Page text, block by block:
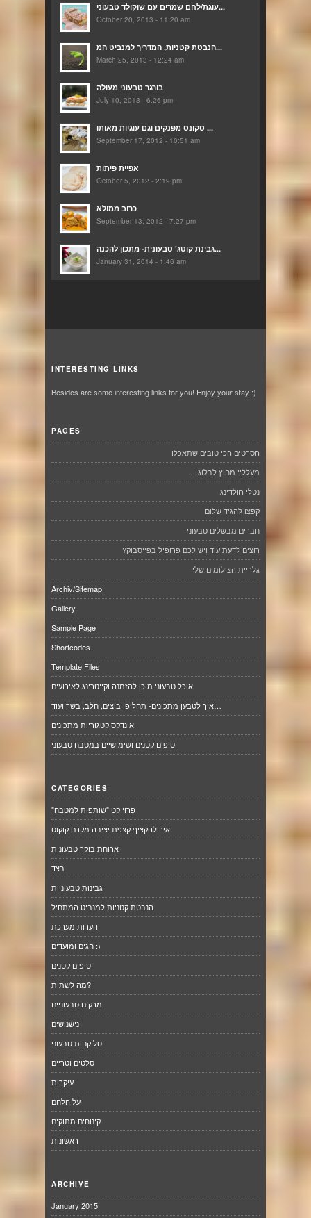
עוגת/לחם שמרים עם שוקולד טבעוני...
October 20, 2013 - 11:20 am
הנבטת קטניות, המדריך למנביט המ...
March 25, 2013 - 12:24 am
בורגר טבעוני מעולה
July 10, 2013 - 6:26 pm
סקונס מפנקים וגם עוגיות מאותו ...
September 17, 2012 - 10:51 am
אפיית פיתות
October 5, 2012 - 2:19 pm
כרוב ממולא
September 13, 2012 - 7:27 pm
גבינת קוטג’ טבעונית- מתכון להכנה...
January 31, 2014 - 1:46 am
INTERESTING LINKS
Besides are some interesting links for you! Enjoy your stay :)
PAGES
הסרטים הכי טובים שתאכלו
מעלליי מחוץ לבלוג….
נטלי הולדינג
קפצו להגיד שלום
חברים מבשלים טבעוני
רוצים לדעת עוד ויש לכם פרופיל בפייסבוק?
גלריית הצילומים שלי
Archiv/Sitemap
Gallery
Sample Page
Shortcodes
Template Files
אוכל טבעוני מוכן להזמנה וקייטרינג לאירועים
איך לטבען מתכונים- תחליפי ביצים, חלב, בשר ועוד…
אינדקס קטגוריות מתכונים
טיפים קטנים ושימושיים במטבח טבעוני
CATEGORIES
"פרוייקט "שותפות למטבח
איך להקציף קצפת יציבה מקרם קוקוס
ארוחת בוקר טבעונית
בצד
גבינות טבעוניות
הנבטת קטניות למנביט המתחיל
הערות מערכת
חגים ומועדים :)
טיפים קטנים
מה לשתות?
מרקים טבעוניים
נישנושים
סל קניות טבעוני
סלטים וטריים
עיקרית
על הלחם
קינוחים מתוקים
ראשונות
ARCHIVE
January 2015